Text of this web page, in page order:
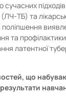
ТБ) та
та
латентної
що